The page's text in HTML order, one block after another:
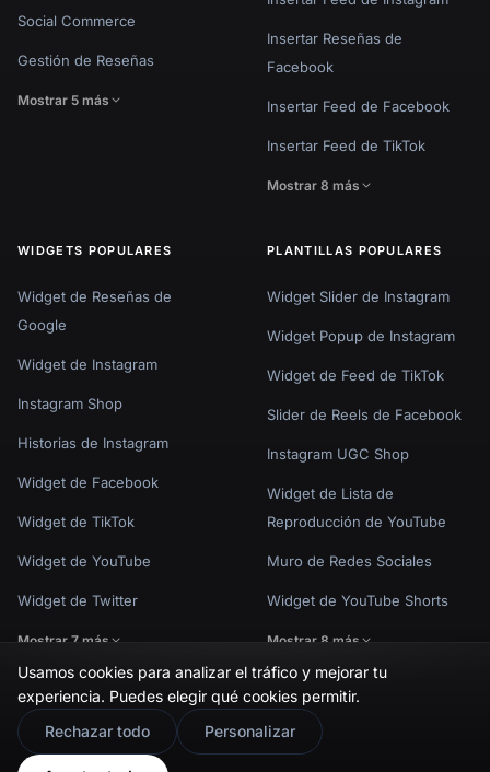
Social Commerce
Gestión de Reseñas
Mostrar 5 más
Insertar Reseñas de
Facebook
Insertar Feed de Facebook
Insertar Feed de TikTok
Mostrar 8 más
WIDGETS POPULARES
Widget de Reseñas de
Google
Widget de Instagram
Instagram Shop
Historias de Instagram
Widget de Facebook
Widget de TikTok
Widget de YouTube
Widget de Twitter
Mostrar 7 más
PLANTILLAS POPULARES
Widget Slider de Instagram
Widget Popup de Instagram
Widget de Feed de TikTok
Slider de Reels de Facebook
Instagram UGC Shop
Widget de Lista de
Reproducción de YouTube
Muro de Redes Sociales
Widget de YouTube Shorts
Mostrar 8 más
Política de Privacidad Términos de UsoConfiguración de cookies
Usamos cookies para analizar el tráfico y mejorar tu
experiencia. Puedes elegir qué cookies permitir.
Rechazar todo
Personalizar
🇬🇧 Would you prefer this site in English?
View in English